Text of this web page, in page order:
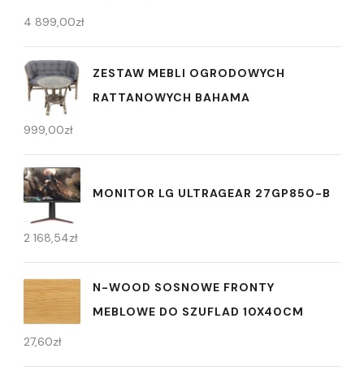
4 899,00zł
ZESTAW MEBLI OGRODOWYCH
RATTANOWYCH BAHAMA
999,00zł
MONITOR LG ULTRAGEAR 27GP850-B
2 168,54zł
N-WOOD SOSNOWE FRONTY
MEBLOWE DO SZUFLAD 10X40CM
27,60zł